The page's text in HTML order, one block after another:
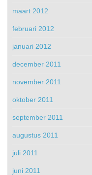
maart 2012
februari 2012
januari 2012
december 2011
november 2011
oktober 2011
september 2011
augustus 2011
juli 2011
juni 2011